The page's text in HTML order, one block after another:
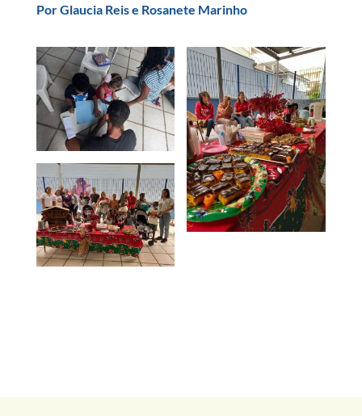
Por Glaucia Reis e Rosanete Marinho